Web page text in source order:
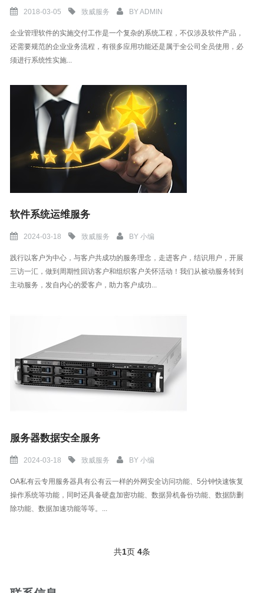
2018-03-05 致威服务 BYADMIN
企业管理软件的实施交付工作是一个复杂的系统工程，不仅涉及软件产品，
还需要规范的企业业务流程，有很多应用功能还是属于全公司全员使用，必
须进行系统性实施...
软件系统运维服务
2024-03-18 致威服务 BY小编
践行以客户为中心，与客户共成功的服务理念，走进客户，结识用户，开展
三访一汇，做到周期性回访客户和组织客户关怀活动！我们从被动服务转到
主动服务，发自内心的爱客户，助力客户成功...
服务器数据安全服务
2024-03-18 致威服务 BY小编
OA私有云专用服务器具有公有云一样的外网安全访问功能、5分钟快速恢复
操作系统等功能，同时还具备硬盘加密功能、数据异机备份功能、数据防删
除功能、数据加速功能等等。...
共1页 4条